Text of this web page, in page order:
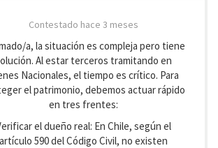
Contestado hace 3 meses
a, la situación es compleja pero tiene
Al estar terceros tramitando en
Nacionales, el tiempo es crítico. Para
el patrimonio, debemos actuar rápido
en tres frentes:
el dueño real: En Chile, según el
artículo 590 del Código Civil, no existen